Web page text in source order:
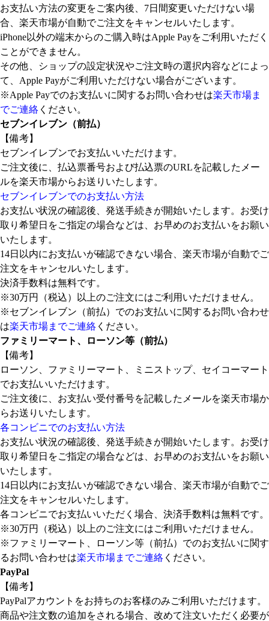
お支払い方法の変更をご案内後、7日間変更いただけない場
合、楽天市場が自動でご注文をキャンセルいたします。
iPhone以外の端末からのご購入時はApple Payをご利用いただく
ことができません。
その他、ショップの設定状況やご注文時の選択内容などによっ
て、Apple Payがご利用いただけない場合がございます。
※Apple Payでのお支払いに関するお問い合わせは楽天市場ま
でご連絡 ください。
セブンイレブン（前払）
【備考】
セブンイレブンでお支払いいただけます。
ご注文後に、払込票番号および払込票のURLを記載したメー
ルを楽天市場からお送りいたします。
セブンイレブンでのお支払い方法
お支払い状況の確認後、発送手続きが開始いたします。お受け
取り希望日をご指定の場合などは、お早めのお支払いをお願い
いたします。
14日以内にお支払いが確認できない場合、楽天市場が自動でご
注文をキャンセルいたします。
決済手数料は無料です。
※30万円（税込）以上のご注文にはご利用いただけません。
※セブンイレブン（前払）でのお支払いに関するお問い合わせ
は楽天市場までご連絡 ください。
ファミリーマート、ローソン等（前払）
【備考】
ローソン、ファミリーマート、ミニストップ、セイコーマート
でお支払いいただけます。
ご注文後に、お支払い受付番号を記載したメールを楽天市場か
らお送りいたします。
各コンビニでのお支払い方法
お支払い状況の確認後、発送手続きが開始いたします。お受け
取り希望日をご指定の場合などは、お早めのお支払いをお願い
いたします。
14日以内にお支払いが確認できない場合、楽天市場が自動でご
注文をキャンセルいたします。
各コンビニでお支払いいただく場合、決済手数料は無料です。
※30万円（税込）以上のご注文にはご利用いただけません。
※ファミリーマート、ローソン等（前払）でのお支払いに関す
るお問い合わせは楽天市場までご連絡 ください。
PayPal
【備考】
PayPalアカウントをお持ちのお客様のみご利用いただけます。
商品や注文数の追加をされる場合、改めて注文いただく必要が